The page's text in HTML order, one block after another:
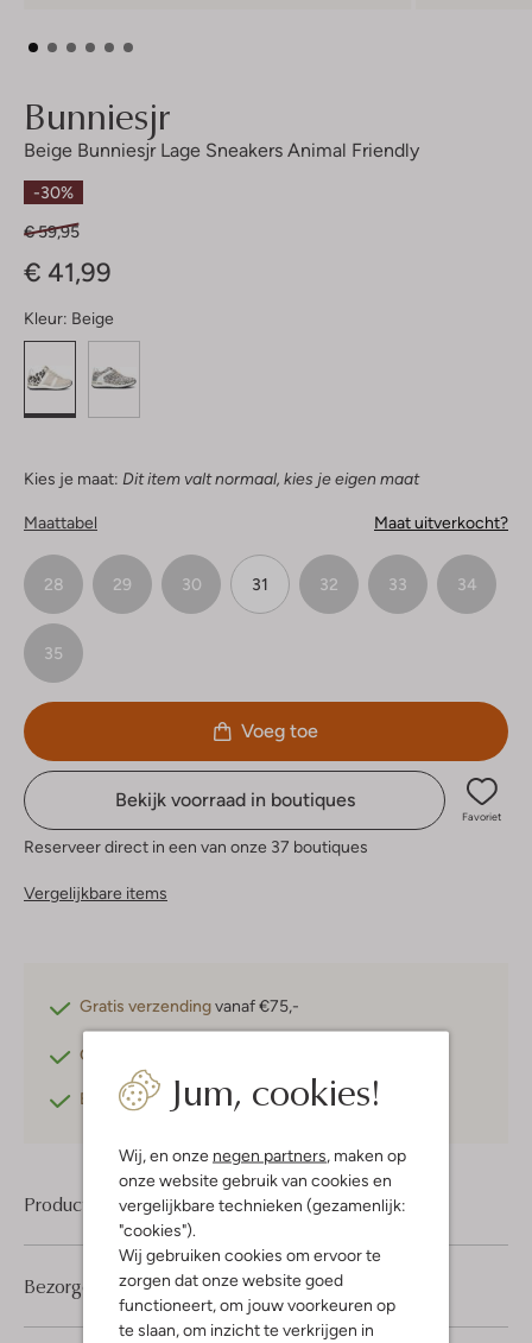
Jum, cookies!
Wij, en onze negen partners , maken op
onze website gebruik van cookies en
vergelijkbare technieken (gezamenlijk:
"cookies").
Wij gebruiken cookies om ervoor te
zorgen dat onze website goed
functioneert, om jouw voorkeuren op
te slaan, om inzicht te verkrijgen in
Bunniesjr
Beige Bunniesjr Lage Sneakers Animal Friendly
-30%
€ 59,95
€ 41,99
Kleur: Beige
Kies je maat: Dit item valt normaal, kies je eigen maat
Maattabel Maat uitverkocht?
28 29 30 31 32 33 34
35
Voeg toe
Bekijk voorraad in boutiques
Favoriet
Reserveer direct in een van onze 37 boutiques
Vergelijkbare items
Gratis verzendingvanaf €75,-
Gratis retourneren
Betaal achterafmet Klarna
Product informatie
Bezorgen & retourneren